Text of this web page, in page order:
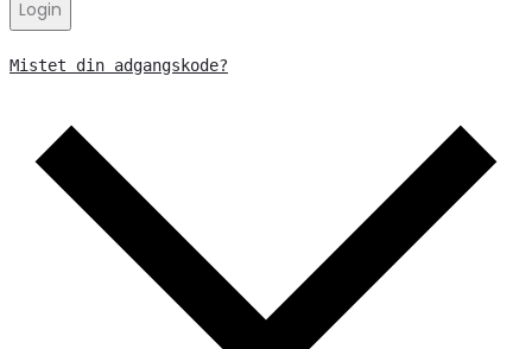
Login
Mistet din adgangskode?